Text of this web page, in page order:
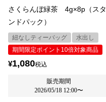
さくらんぼ緑茶 4g×8p（スタ
ンドパック）
紐なしティーバッグ
水出し
期間限定ポイント10倍対象商品
¥1,080税込
販売期間
2026/05/18 12:00〜